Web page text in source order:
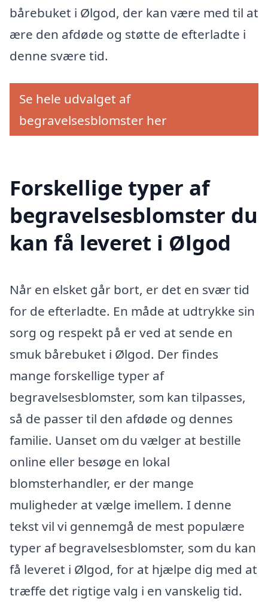
bårebuket i Ølgod, der kan være med til at
ære den afdøde og støtte de efterladte i
denne svære tid.
Se hele udvalget af
begravelsesblomster her
Forskellige typer af
begravelsesblomster du
kan få leveret i Ølgod
Når en elsket går bort, er det en svær tid
for de efterladte. En måde at udtrykke sin
sorg og respekt på er ved at sende en
smuk bårebuket i Ølgod. Der findes
mange forskellige typer af
begravelsesblomster, som kan tilpasses,
så de passer til den afdøde og dennes
familie. Uanset om du vælger at bestille
online eller besøge en lokal
blomsterhandler, er der mange
muligheder at vælge imellem. I denne
tekst vil vi gennemgå de mest populære
typer af begravelsesblomster, som du kan
få leveret i Ølgod, for at hjælpe dig med at
træffe det rigtige valg i en vanskelig tid.